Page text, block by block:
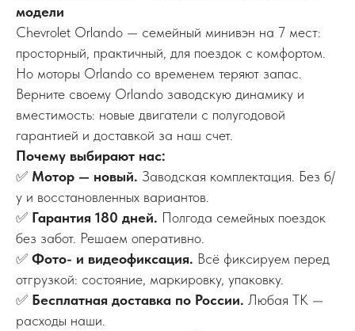
модели
Chevrolet Orlando — семейный минивэн на 7 мест:
просторный, практичный, для поездок с комфортом.
Но моторы Orlando со временем теряют запас.
Верните своему Orlando заводскую динамику и
вместимость: новые двигатели с полугодовой
гарантией и доставкой за наш счет.
Почему выбирают нас:
✅ Мотор — новый. Заводская комплектация. Без б/
у и восстановленных вариантов.
✅ Гарантия 180 дней. Полгода семейных поездок
без забот. Решаем оперативно.
✅ Фото- и видеофиксация. Всё фиксируем перед
отгрузкой: состояние, маркировку, упаковку.
✅ Бесплатная доставка по России. Любая ТК —
расходы наши.